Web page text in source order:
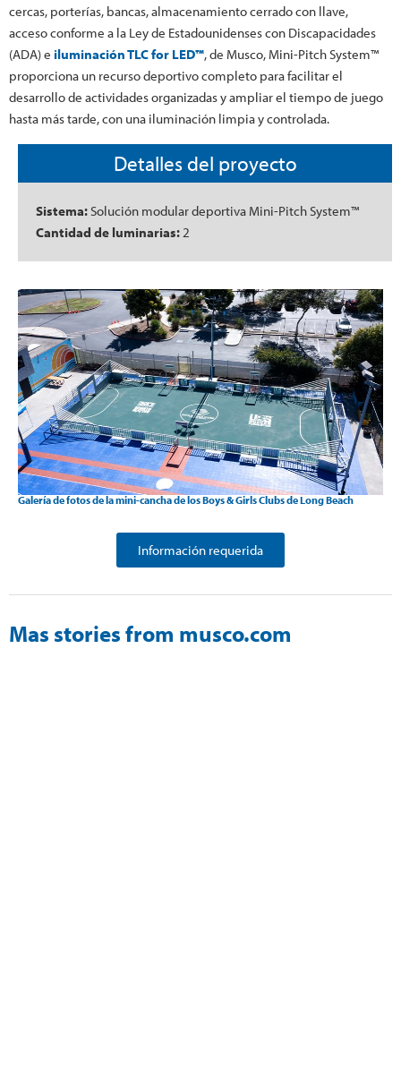
cercas, porterías, bancas, almacenamiento cerrado con llave,
acceso conforme a la Ley de Estadounidenses con Discapacidades
(ADA) e iluminación TLC for LED™, de Musco, Mini-Pitch System™
proporciona un recurso deportivo completo para facilitar el
desarrollo de actividades organizadas y ampliar el tiempo de juego
hasta más tarde, con una iluminación limpia y controlada.
Detalles del proyecto
Sistema:Solución modular deportiva Mini-Pitch System™
Cantidad de luminarias:2
Galería de fotos de la mini-cancha de los Boys & Girls Clubs de Long Beach
Información requerida
Mas stories from musco.com